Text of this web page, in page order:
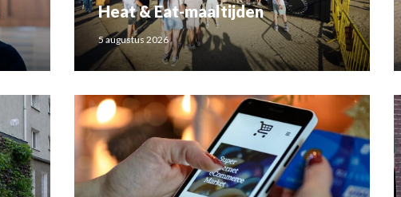
Heat & Eat-maaltijden
5 augustus 2026